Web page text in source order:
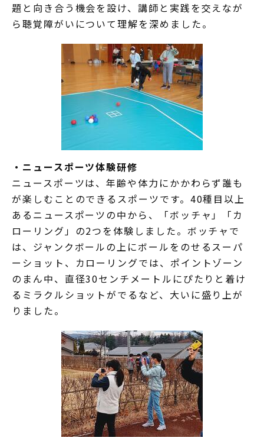
題と向き合う機会を設け、講師と実践を交えなが
ら聴覚障がいについて理解を深めました。
・ニュースポーツ体験研修
ニュースポーツは、年齢や体力にかかわらず誰も
が楽しむことのできるスポーツです。40種目以上
あるニュースポーツの中から、「ボッチャ」「カ
ローリング」の2つを体験しました。ボッチャで
は、ジャンクボールの上にボールをのせるスーパ
ーショット、カローリングでは、ポイントゾーン
のまん中、直径30センチメートルにぴたりと着け
るミラクルショットがでるなど、大いに盛り上が
りました。